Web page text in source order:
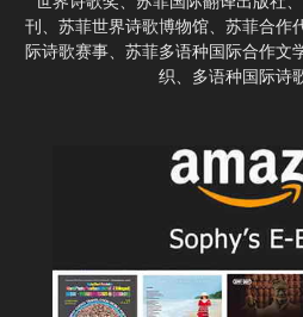
刊、苏菲世界诗歌博物馆、苏菲合作
际诗歌赛事、苏菲多语种国际合作文
织、多语种国际诗